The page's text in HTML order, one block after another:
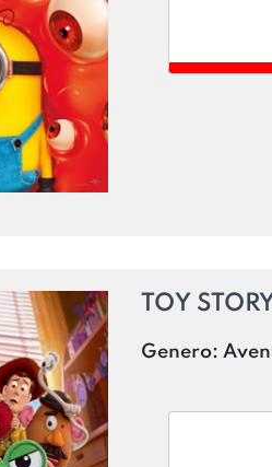
TOY
Genero: